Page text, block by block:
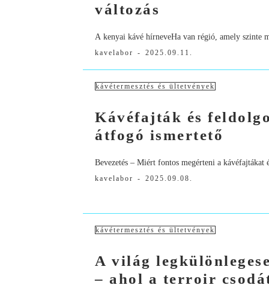
változás
A kenyai kávé hírneveHa van régió, amely szinte
kavelabor - 2025.09.11.
kávétermesztés és ültetvények
Kávéfajták és
átfogó ismertető
Bevezetés – Miért fontos megérteni a kávéfajtákat
kavelabor - 2025.09.08.
kávétermesztés és ültetvények
A világ
– ahol a terroir